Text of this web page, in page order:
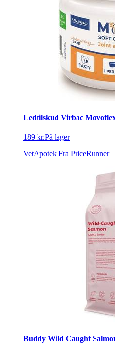
Ledtilskud Virbac
189 kr.På lager
VetApotek Fra PriceRunner
Buddy Wild Caught